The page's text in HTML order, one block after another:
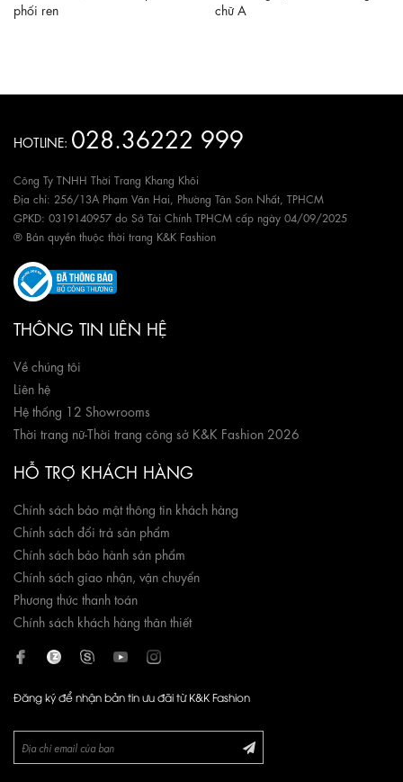
phối ren
chữ A
HOTLINE: 028.36222 999
Công Ty TNHH Thời Trang Khang Khôi
Địa chỉ: 256/13A Phạm Văn Hai, Phường Tân Sơn Nhất, TPHCM
GPKD: 0319140957 do Sở Tài Chính TPHCM cấp ngày 04/09/2025
® Bản quyền thuộc thời trang K&K Fashion
THÔNG TIN LIÊN HỆ
Về chúng tôi
Liên hệ
Hệ thống 12 Showrooms
Thời trang nữ-Thời trang công sở K&K Fashion 2026
HỖ TRỢ KHÁCH HÀNG
Chính sách bảo mật thông tin khách hàng
Chính sách đổi trả sản phẩm
Chính sách bảo hành sản phẩm
Chính sách giao nhận, vận chuyển
Phương thức thanh toán
Chính sách khách hàng thân thiết
Đăng ký để nhận bản tin ưu đãi từ K&K Fashion